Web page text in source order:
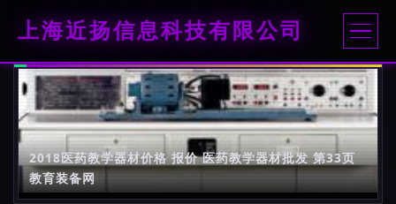
上海近扬信息科技有限公司
2018医药教学器材价格 报价 医药教学器材批发 第33页
教育装备网